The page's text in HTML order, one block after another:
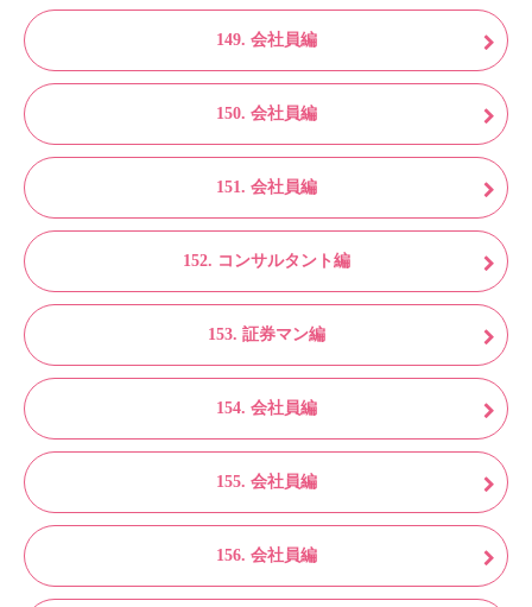
149. 会社員編
150. 会社員編
151. 会社員編
152. コンサルタント編
153. 証券マン編
154. 会社員編
155. 会社員編
156. 会社員編